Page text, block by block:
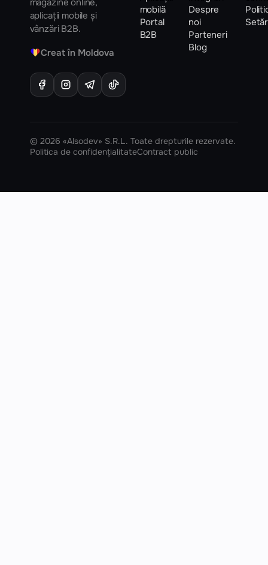
magazine online,
aplicații mobile și
vânzări B2B.
♥Creat în Moldova
mobilă
Portal
B2B
Despre
noi
Parteneri
Blog
© 2026 «Alsodev» S.R.L. Toate drepturile rezervate.
Politica de confidențialitateContract public